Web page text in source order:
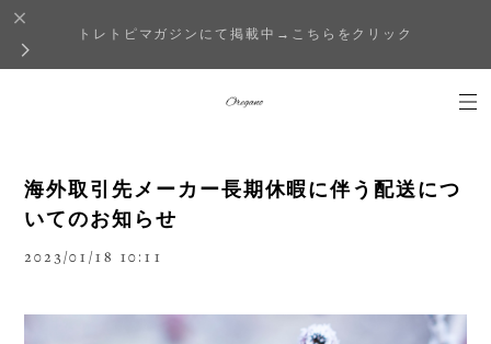
トレトピマガジンにて掲載中→こちらをクリック
海外取引先メーカー長期休暇に伴う配送につ
いてのお知らせ
2023/01/18 10:11